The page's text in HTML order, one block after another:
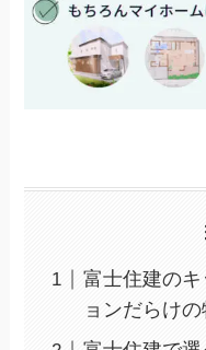
富士住建の
ョンだらけ